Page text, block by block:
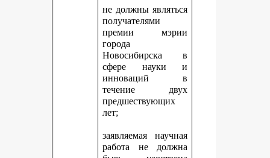
не должны являться
получателями
премии мэрии
города
Новосибирска в
сфере науки и
инноваций в
течение двух
предшествующих
лет;
заявляемая научная
работа не должна